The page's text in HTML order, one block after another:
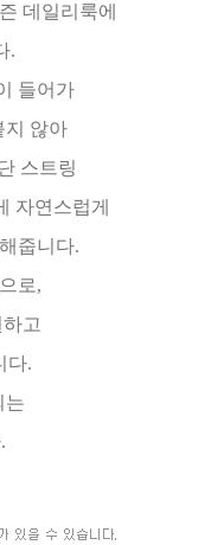
데일리룩에
.
들어가
지 않아
스트링
자연스럽게
줍니다.
로,
고
다.
는